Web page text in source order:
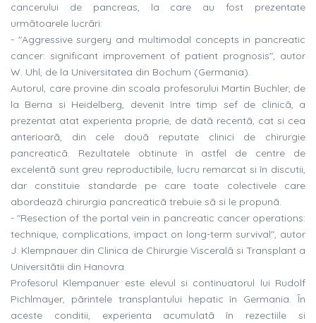
cancerului de pancreas, la care au fost prezentate
urmãtoarele lucrãri:
- "Aggressive surgery and multimodal concepts in pancreatic
cancer: significant improvement of patient prognosis", autor
W. Uhl, de la Universitatea din Bochum (Germania).
Autorul, care provine din scoala profesorului Martin Buchler, de
la Berna si Heidelberg, devenit între timp sef de clinicã, a
prezentat atat experienta proprie, de datã recentã, cat si cea
anterioarã, din cele douã reputate clinici de chirurgie
pancreaticã. Rezultatele obtinute în astfel de centre de
excelentã sunt greu reproductibile, lucru remarcat si în discutii,
dar constituie standarde pe care toate colectivele care
abordeazã chirurgia pancreaticã trebuie sã si le propunã.
- "Resection of the portal vein in pancreatic cancer operations:
technique, complications, impact on long-term survival", autor
J. Klempnauer din Clinica de Chirurgie Visceralã si Transplant a
Universitãtii din Hanovra.
Profesorul Klempanuer este elevul si continuatorul lui Rudolf
Pichlmayer, pãrintele transplantului hepatic în Germania. În
aceste conditii, experienta acumulatã în rezectiile si